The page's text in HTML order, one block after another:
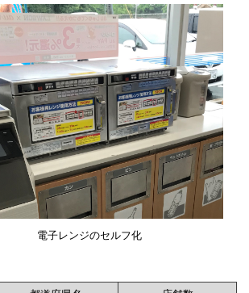
電子レンジのセルフ化